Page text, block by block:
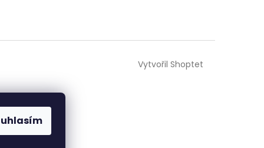
Vytvořil Shoptet